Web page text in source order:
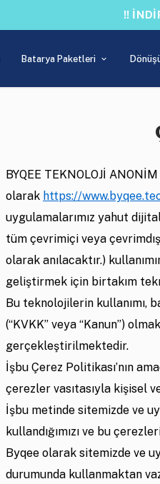
!!
Batarya Paketleri
BYQEE TEKNOLOJİ
olarak https://
uygulamalarımız yahut
tüm çevrimiçi veya
olarak anılacaktır.)
geliştirmek için birtakım
Bu teknolojilerin kullanımı,
(“KVKK” veya “Kanun”)
gerçekleştirilmektedir.
İşbu Çerez Politikası’nın
çerezler vasıtasıyla kişisel
İşbu metinde sitemizde ve
kullandığımızı ve bu
Byqee olarak sitemizde ve
durumunda kullanmaktan